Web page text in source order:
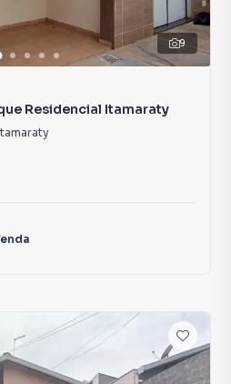
9
Residencial Itamaraty